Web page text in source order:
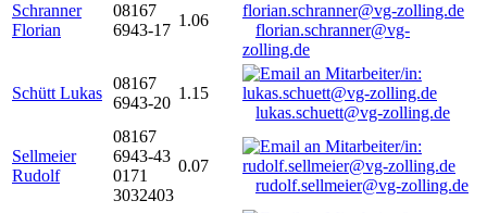
Schranner
Florian
08167
6943-17
1.06
florian.schranner@vg-
zolling.de
Schütt Lukas
08167
6943-20
1.15
lukas.schuett@vg-zolling.de
Sellmeier
Rudolf
08167
6943-43
0171
3032403
0.07
rudolf.sellmeier@vg-zolling.de